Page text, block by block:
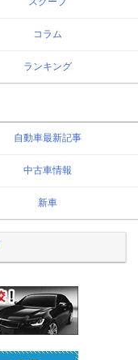
コラム
ランキング
自動車最新記事
中古車情報
新車